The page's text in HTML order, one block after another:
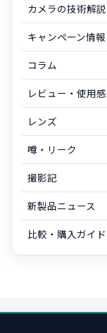
カメラの技術解説
キャンペーン情報
コラム
レビュー・使用感
レンズ
噂・リーク
撮影記
新製品ニュース
比較・購入ガイド